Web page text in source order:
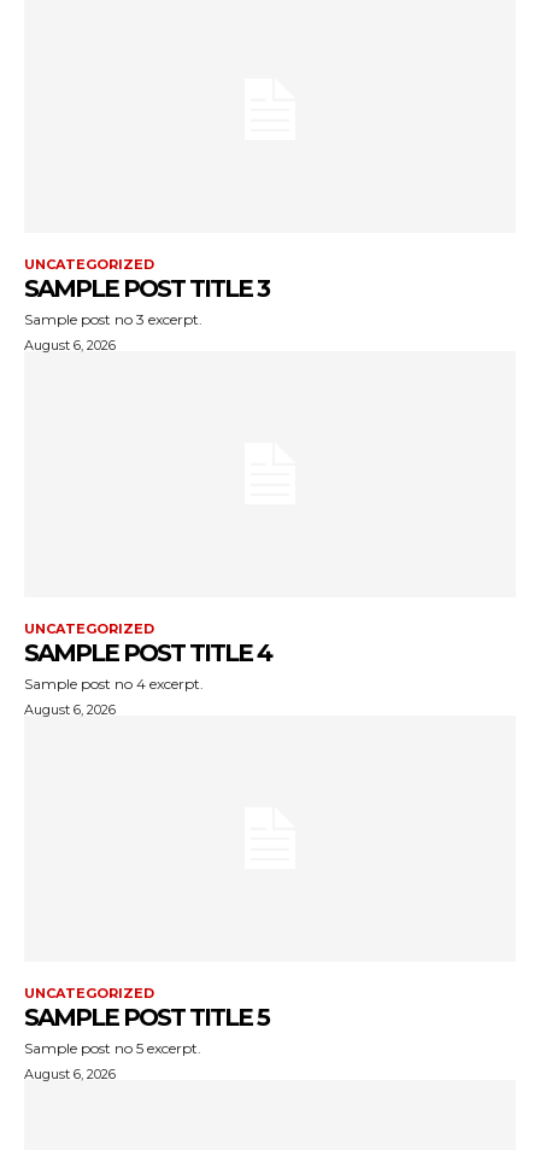
UNCATEGORIZED
SAMPLE POST TITLE 3
Sample post no 3 excerpt.
August 6, 2026
UNCATEGORIZED
SAMPLE POST TITLE 4
Sample post no 4 excerpt.
August 6, 2026
UNCATEGORIZED
SAMPLE POST TITLE 5
Sample post no 5 excerpt.
August 6, 2026